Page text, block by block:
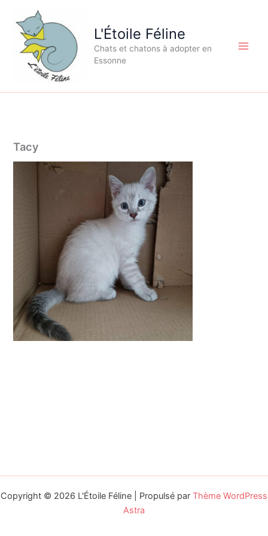
contenu
L'Étoile Féline
Chats et chatons à adopter en
Essonne
Tacy
Copyright © 2026 L'Étoile Féline | Propulsé par Thème WordPress
Astra